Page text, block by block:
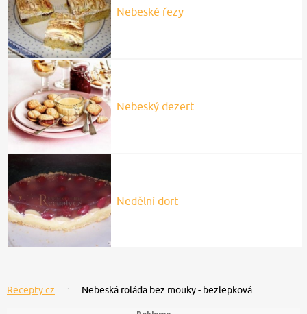
Nebeské řezy
Nebeský dezert
Nedělní dort
Recepty.cz Nebeská roláda bez mouky - bezlepková